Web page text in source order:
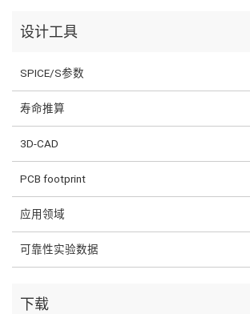
设计工具
SPICE/S参数
寿命推算
3D-CAD
PCB footprint
应用领域
可靠性实验数据
下载